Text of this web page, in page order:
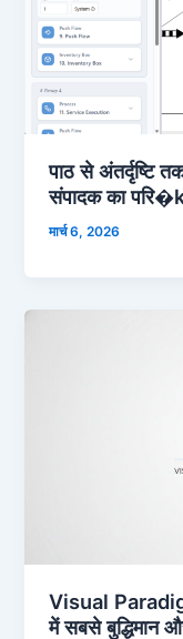
पाठ से अंतर्दृष्टि
संपादक का
मार्च 6, 2026
Visual
में सबसे बुद्धिमान